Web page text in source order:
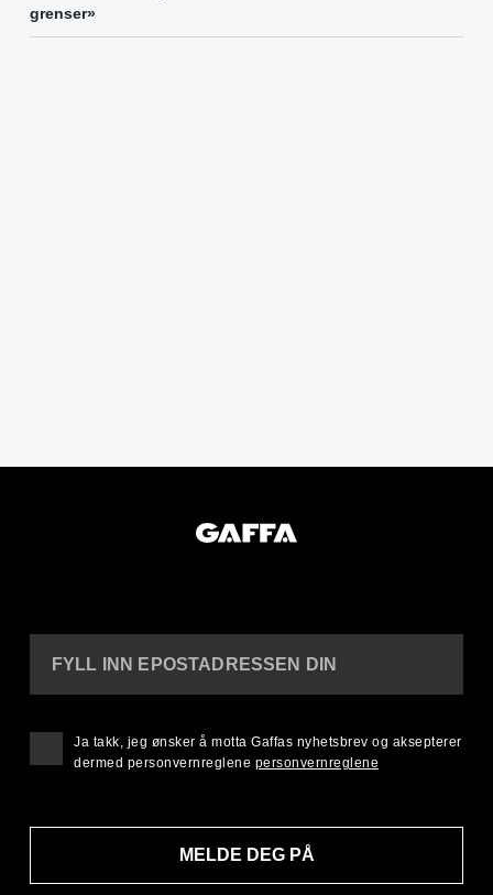
grenser»
FYLL INN EPOSTADRESSEN DIN
MELDE DEG PÅ
Ja takk, jeg ønsker å motta Gaffas nyhetsbrev og aksepterer
dermed personvernreglene personvernreglene